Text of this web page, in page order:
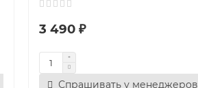
3 490 ₽
Спрашивать у менеджеров